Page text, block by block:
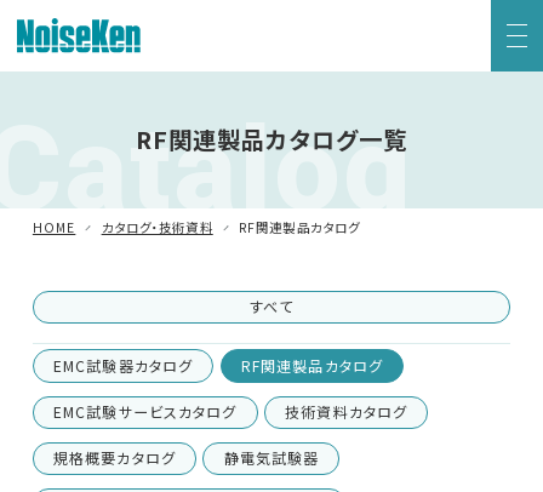
RF関連製品カタログ一覧
HOME カタログ・技術資料 RF関連製品カタログ
すべて
EMC試験器カタログ RF関連製品カタログ
EMC試験サービスカタログ 技術資料カタログ
規格概要カタログ 静電気試験器
ファスト・トランジェント/バースト試験器
雷サージ試験器
電源電圧変動試験器・その他試験器